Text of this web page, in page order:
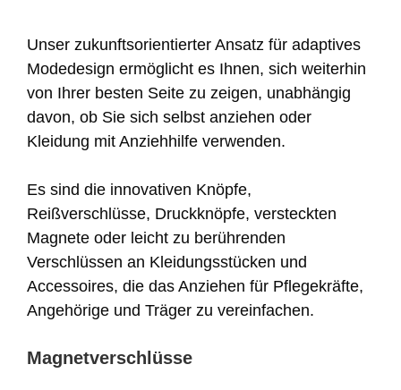
Unser zukunftsorientierter Ansatz für adaptives
Modedesign ermöglicht es Ihnen, sich weiterhin
von Ihrer besten Seite zu zeigen, unabhängig
davon, ob Sie sich selbst anziehen oder
Kleidung mit Anziehhilfe verwenden.
Es sind die innovativen Knöpfe,
Reißverschlüsse, Druckknöpfe, versteckten
Magnete oder leicht zu berührenden
Verschlüssen an Kleidungsstücken und
Accessoires, die das Anziehen für Pflegekräfte,
Angehörige und Träger zu vereinfachen.
Magnetverschlüsse